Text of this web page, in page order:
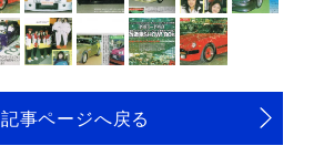
記事ページへ戻る